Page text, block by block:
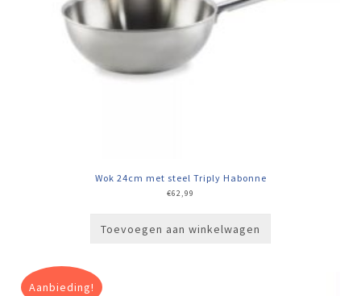
Wok 24cm met steel Triply Habonne
€62,99
Toevoegen aan winkelwagen
Aanbieding!